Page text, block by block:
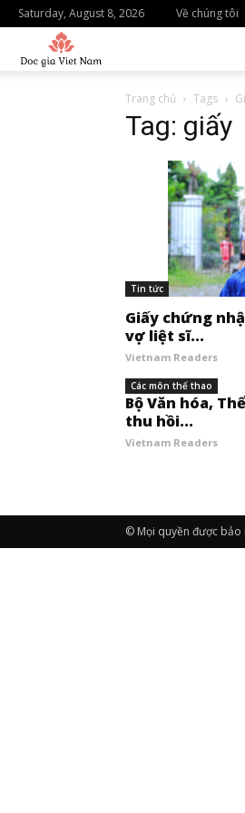
Saturday, August 8, 2026 Về chúng tôi
Trang chủ Tags
Tag: giấy
Tin tức
Giấy chứng
vợ liệt sĩ...
Vietnam Readers
Các môn thể thao
Bộ Văn hóa,
thu hồi...
Vietnam Readers
© Mọi quyền được